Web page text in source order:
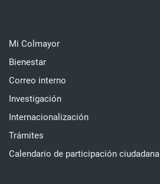
Mi Colmayor
Bienestar
Correo interno
Investigación
Internacionalización
Trámites
Calendario de participación ciudadana